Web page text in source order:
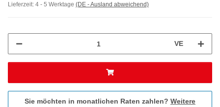
Lieferzeit: 4 - 5 Werktage (DE - Ausland abweichend)
VE
Sie möchten in monatlichen Raten zahlen? Weitere